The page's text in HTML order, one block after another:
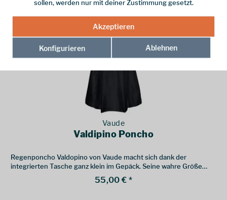
155,00 € *
Vaude
Valdipino Poncho
Regenponcho Valdopino von Vaude macht sich dank der
integrierten Tasche ganz klein im Gepäck. Seine wahre Größe
zeigt er jedoch bei jedem Regenschauer.
55,00 € *
sollen, werden nur mit deiner Zustimmung gesetzt.
Akzeptieren
Konfigurieren Ablehnen